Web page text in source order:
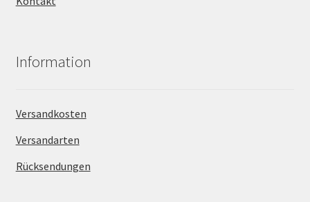
Information
Versandkosten
Versandarten
Rücksendungen